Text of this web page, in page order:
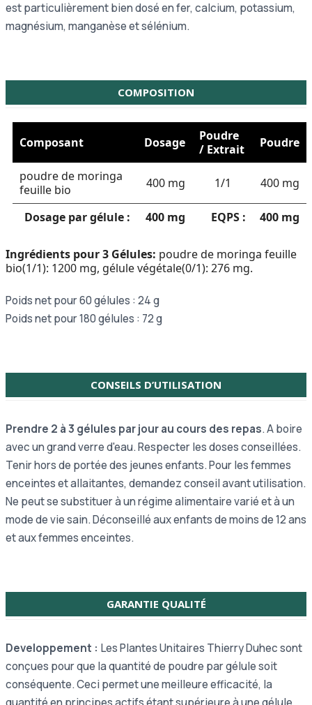
est particulièrement bien dosé en fer, calcium, potassium,
magnésium, manganèse et sélénium.
COMPOSITION
Composant Dosage
Poudre
/ Extrait
Poudre
poudre de moringa
feuille bio
400 mg 1/1 400 mg
Dosage par gélule : 400 mg EQPS : 400 mg
Ingrédients pour 3 Gélules: poudre de moringa feuille
bio(1/1): 1200 mg, gélule végétale(0/1): 276 mg.
Poids net pour 60 gélules : 24 g
Poids net pour 180 gélules : 72 g
CONSEILS D’UTILISATION
Prendre 2 à 3 gélules par jour au cours des repas. A boire
avec un grand verre d'eau. Respecter les doses conseillées.
Tenir hors de portée des jeunes enfants. Pour les femmes
enceintes et allaitantes, demandez conseil avant utilisation.
Ne peut se substituer à un régime alimentaire varié et à un
mode de vie sain. Déconseillé aux enfants de moins de 12 ans
et aux femmes enceintes.
GARANTIE QUALITÉ
Developpement : Les Plantes Unitaires Thierry Duhec sont
conçues pour que la quantité de poudre par gélule soit
conséquente. Ceci permet une meilleure efficacité, la